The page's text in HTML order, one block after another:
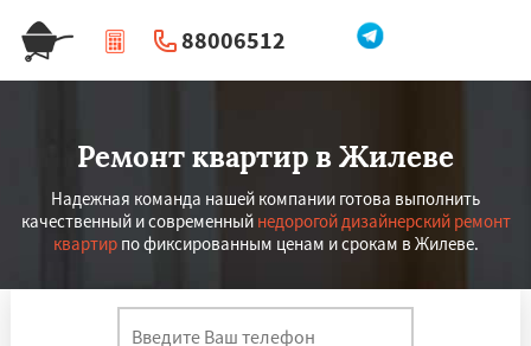
88006512
| Перезвоните мне
Ремонт квартир в Жилеве
Надежная команда нашей компании готова выполнить
качественный и современный недорогой дизайнерский ремонт
квартирпо фиксированным ценам и срокам в Жилеве.